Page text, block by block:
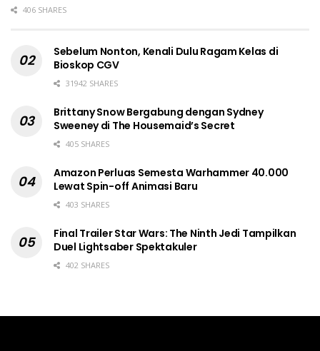
406 SHARES
Sebelum Nonton, Kenali Dulu Ragam Kelas di
Bioskop CGV
31942 SHARES
Brittany Snow Bergabung dengan Sydney
Sweeney di The Housemaid’s Secret
405 SHARES
Amazon Perluas Semesta Warhammer 40.000
Lewat Spin-off Animasi Baru
403 SHARES
Final Trailer Star Wars: The Ninth Jedi Tampilkan
Duel Lightsaber Spektakuler
402 SHARES